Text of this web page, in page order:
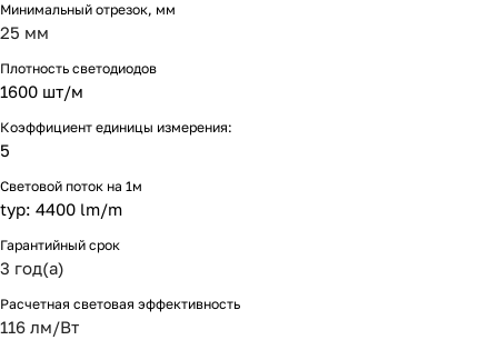
Минимальный отрезок, мм
25 мм
Плотность светодиодов
1600 шт/м
Коэффициент единицы измерения:
5
Световой поток на 1м
typ: 4400 lm/m
Гарантийный срок
3 год(а)
Расчетная световая эффективность
116 лм/Вт